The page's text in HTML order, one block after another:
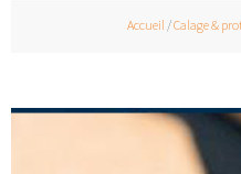
Accueil/Calage &